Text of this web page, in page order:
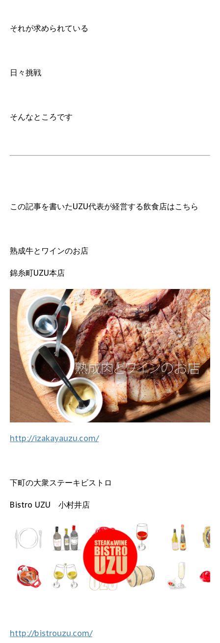
それが求められている
日々挑戦
そんなところです
この記事を書いたUZU代表が経営する飲食店はこちら
熟成牛とワインのお店
錦糸町UZU本店
http://izakayauzu.com/
下町の大衆ステーキビストロ
Bistro UZU 小村井店
http://bistrouzu.com/